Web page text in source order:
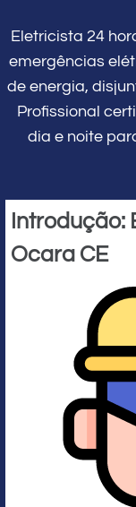
Eletricista 24
emergências
de energia,
Profissional
dia e noite
Introdução:
Ocara CE